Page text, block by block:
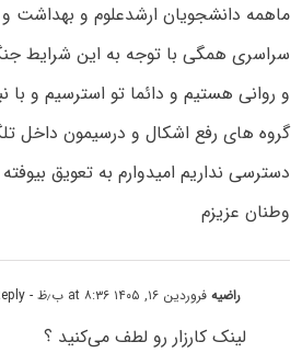
ماهمه دانشجویان ارشدعلوم و بهداشت
سراسری همگی با توجه به این شرایط
و روانی هستیم و دائما تو استرسیم و با
گروه های رفع اشکال و درسیمون داخل
دسترسی نداریم ‌امیدوارم به تعویق
وطنان عزیزم
راضیهفروردین ۱۶, ۱۴۰۵ at ۸:۳۶ ب٫ظ - Reply
لینک کارزار رو لطف می‌کنید ؟